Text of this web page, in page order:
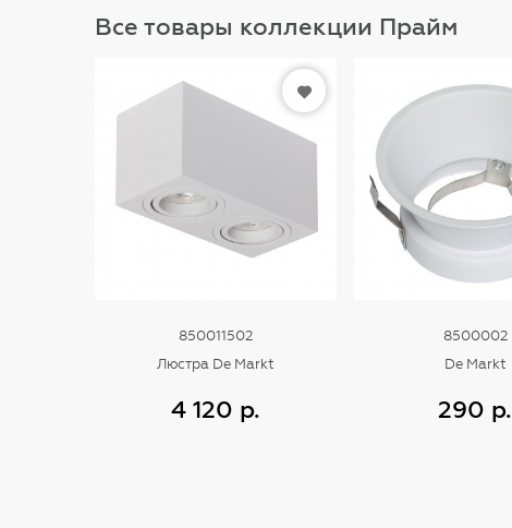
Все товары коллекции Прайм
850011502
Люстра De Markt
4 120 р.
8500002
De Markt
290 р.